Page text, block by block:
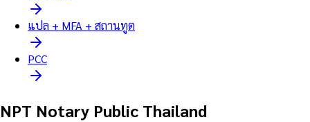
แปล + MFA + สถานทูต
PCC
NPT Notary Public Thailand